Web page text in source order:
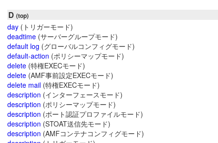
D (top)
day (トリガーモード)
deadtime (サーバーグループモード)
default log (グローバルコンフィグモード)
default-action (ポリシーマップモード)
delete (特権EXECモード)
delete (AMF事前設定EXECモード)
delete mail (特権EXECモード)
description (インターフェースモード)
description (ポリシーマップモード)
description (ポート認証プロファイルモード)
description (STOAT送信先モード)
description (AMFコンテナコンフィグモード)